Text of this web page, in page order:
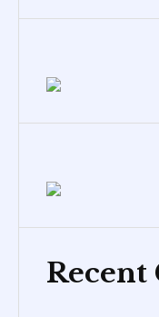
Recent